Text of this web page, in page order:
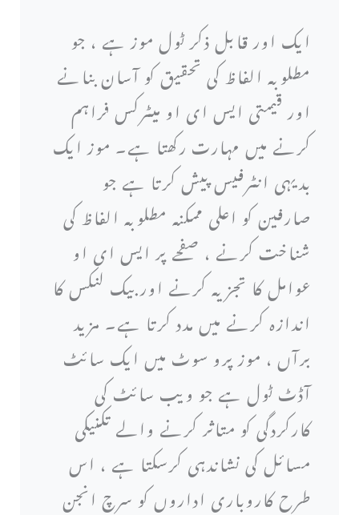
ایک اور قابل ذکر ٹول موز ہے ، جو
مطلوبہ الفاظ کی تحقیق کو آسان بنانے
اور قیمتی ایس ای او میٹرکس فراہم
کرنے میں مہارت رکھتا ہے۔ موز ایک
بدیہی انٹرفیس پیش کرتا ہے جو
صارفین کو اعلی ممکنہ مطلوبہ الفاظ کی
شناخت کرنے ، صفحے پر ایس ای او
عوامل کا تجزیہ کرنے اور بیک لنکس کا
اندازہ کرنے میں مدد کرتا ہے۔ مزید
برآں ، موز پرو سوٹ میں ایک سائٹ
آڈٹ ٹول ہے جو ویب سائٹ کی
کارکردگی کو متاثر کرنے والے تکنیکی
مسائل کی نشاندہی کرسکتا ہے ، اس
طرح کاروباری اداروں کو سرچ انجن